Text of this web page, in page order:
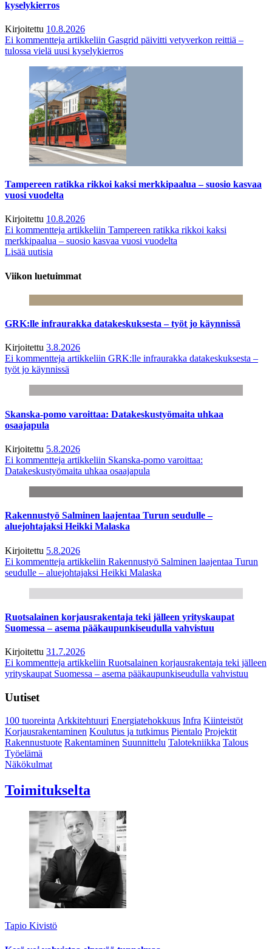
kyselykierros
Kirjoitettu 10.8.2026
Ei kommentteja artikkeliin Gasgrid päivitti vetyverkon reittiä –
tulossa vielä uusi kyselykierros
Tampereen ratikka rikkoi kaksi merkkipaalua – suosio kasvaa
vuosi vuodelta
Kirjoitettu 10.8.2026
Ei kommentteja artikkeliin Tampereen ratikka rikkoi kaksi
merkkipaalua – suosio kasvaa vuosi vuodelta
Lisää uutisia
Viikon luetuimmat
GRK:lle infraurakka datakeskuksesta – työt jo käynnissä
Kirjoitettu 3.8.2026
Ei kommentteja artikkeliin GRK:lle infraurakka datakeskuksesta –
työt jo käynnissä
Skanska-pomo varoittaa: Datakeskustyömaita uhkaa
osaajapula
Kirjoitettu 5.8.2026
Ei kommentteja artikkeliin Skanska-pomo varoittaa:
Datakeskustyömaita uhkaa osaajapula
Rakennustyö Salminen laajentaa Turun seudulle –
aluejohtajaksi Heikki Malaska
Kirjoitettu 5.8.2026
Ei kommentteja artikkeliin Rakennustyö Salminen laajentaa Turun
seudulle – aluejohtajaksi Heikki Malaska
Ruotsalainen korjausrakentaja teki jälleen yrityskaupat
Suomessa – asema pääkaupunkiseudulla vahvistuu
Kirjoitettu 31.7.2026
Ei kommentteja artikkeliin Ruotsalainen korjausrakentaja teki jälleen
yrityskaupat Suomessa – asema pääkaupunkiseudulla vahvistuu
Uutiset
100 tuoreintaArkkitehtuuri Energiatehokkuus Infra Kiinteistöt
Korjausrakentaminen Koulutus ja tutkimus Pientalo Projektit
Rakennustuote Rakentaminen Suunnittelu Talotekniikka Talous
Työelämä
Näkökulmat
Toimitukselta
Tapio Kivistö